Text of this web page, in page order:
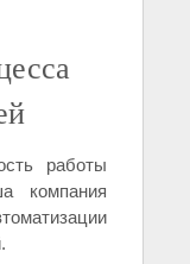
работы
компания